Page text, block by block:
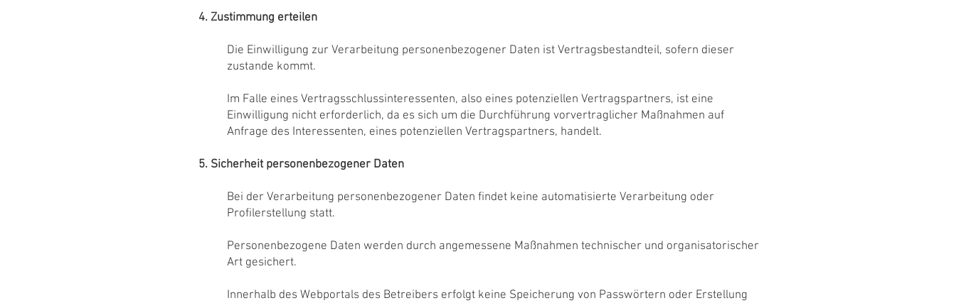
4. Zustimmung erteilen
Die Einwilligung zur Verarbeitung personenbezogener Daten ist Vertragsbestandteil, sofern dieser
zustande kommt.
Im Falle eines Vertragsschlussinteressenten, also eines potenziellen Vertragspartners, ist eine
Einwilligung nicht erforderlich, da es sich um die Durchführung vorvertraglicher Maßnahmen auf
Anfrage des Interessenten, eines potenziellen Vertragspartners, handelt.
5. Sicherheit personenbezogener Daten
Bei der Verarbeitung personenbezogener Daten findet keine automatisierte Verarbeitung oder
Profilerstellung statt.
Personenbezogene Daten werden durch angemessene Maßnahmen technischer und organisatorischer
Art gesichert.
Innerhalb des Webportals des Betreibers erfolgt keine Speicherung von Passwörtern oder Erstellung